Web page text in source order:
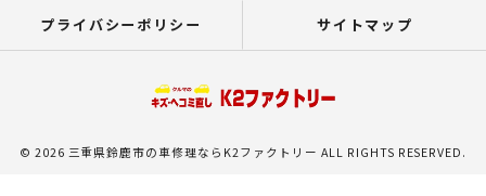
プライバシーポリシー サイトマップ
© 2026 三重県鈴鹿市の車修理ならK2ファクトリー ALL RIGHTS RESERVED.